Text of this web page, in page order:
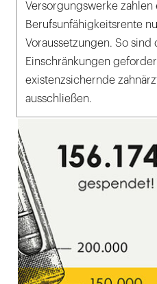
Versorgungswerke zahlen
Berufsunfähigkeitsrente
Voraussetzungen. So sind
Einschränkungen
existenzsichernde
ausschließen.